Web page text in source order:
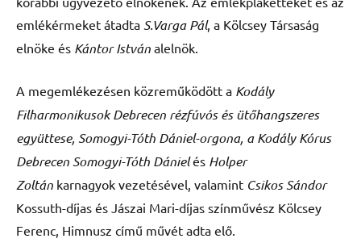
emlékérmeket átadta S.Varga Pál, a Kölcsey Társaság
elnöke és Kántor István alelnök.
A megemlékezésen közreműködött a Kodály
Filharmonikusok Debrecen rézfúvós és ütőhangszeres
együttese, Somogyi-Tóth Dániel-orgona, a Kodály Kórus
Debrecen Somogyi-Tóth Dánielés Holper
Zoltán karnagyok vezetésével, valamint Csikos Sándor
Kossuth-díjas és Jászai Mari-díjas színművész Kölcsey
Ferenc, Himnusz című művét adta elő.